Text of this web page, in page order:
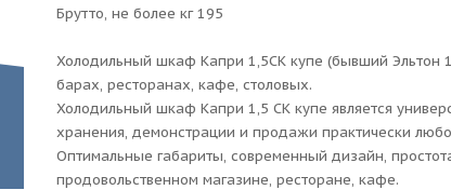
Брутто, не более кг 195
Холодильный шкаф Капри 1,5СК купе (бывший Эльтон
барах, ресторанах, кафе, столовых.
Холодильный шкаф Капри 1,5 СК купе является
хранения, демонстрации и продажи практически
Оптимальные габариты, современный дизайн,
продовольственном магазине, ресторане, кафе.